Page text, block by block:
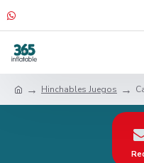
Hinchables Juegos